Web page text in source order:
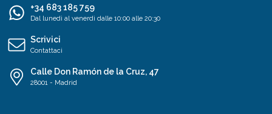
+34 683 185 759
Dal lunedì al venerdì dalle 10:00 alle 20:30
Scrivici
Contattaci
Calle Don Ramón de la Cruz, 47
28001 - Madrid